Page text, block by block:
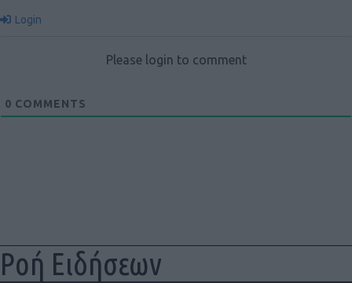
Ροή Ειδήσεων
Login
Please login to comment
0 COMMENTS